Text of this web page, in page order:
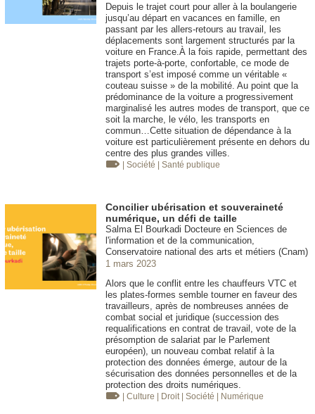
Depuis le trajet court pour aller à la boulangerie
jusqu’au départ en vacances en famille, en
passant par les allers-retours au travail, les
déplacements sont largement structurés par la
voiture en France.À la fois rapide, permettant des
trajets porte-à-porte, confortable, ce mode de
transport s’est imposé comme un véritable «
couteau suisse » de la mobilité. Au point que la
prédominance de la voiture a progressivement
marginalisé les autres modes de transport, que ce
soit la marche, le vélo, les transports en
commun…Cette situation de dépendance à la
voiture est particulièrement présente en dehors du
centre des plus grandes villes.
| Société | Santé publique
Concilier ubérisation et souveraineté
numérique, un défi de taille
Salma El Bourkadi Docteure en Sciences de
l'information et de la communication,
Conservatoire national des arts et métiers (Cnam)
1 mars 2023
Alors que le conflit entre les chauffeurs VTC et
les plates-formes semble tourner en faveur des
travailleurs, après de nombreuses années de
combat social et juridique (succession des
requalifications en contrat de travail, vote de la
présomption de salariat par le Parlement
européen), un nouveau combat relatif à la
protection des données émerge, autour de la
sécurisation des données personnelles et de la
protection des droits numériques.
| Culture | Droit | Société | Numérique